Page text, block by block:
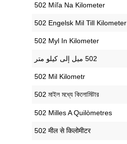
‎502 Míľa Na Kilometer
‎502 Engelsk Mil Till Kilometer
‎502 Myl In Kilometer
‎502 Mil Kilometr
‎502 মাইল মধ্যে কিলোমিটার
‎502 Milles A Quilòmetres
‎502 मील से किलोमीटर